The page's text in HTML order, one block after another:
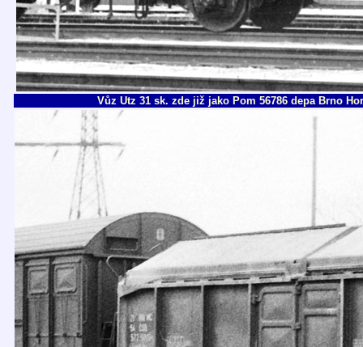
Vůz Utz 31 sk. zde již jako Pom 56786 depa Brno